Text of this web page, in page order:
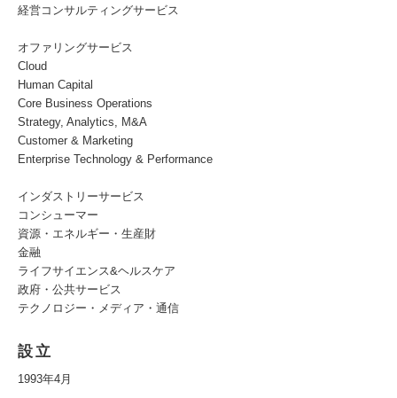
経営コンサルティングサービス
オファリングサービス
Cloud
Human Capital
Core Business Operations
Strategy, Analytics, M&A
Customer & Marketing
Enterprise Technology & Performance
インダストリーサービス
コンシューマー
資源・エネルギー・生産財
金融
ライフサイエンス&ヘルスケア
政府・公共サービス
テクノロジー・メディア・通信
設立
1993年4月